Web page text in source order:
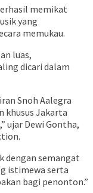
memikat
yang
memukau.
luas,
dicari dalam
Snoh Aalegra
khusus Jakarta
ujar Dewi Gontha,
dengan semangat
istimewa serta
bagi penonton.”